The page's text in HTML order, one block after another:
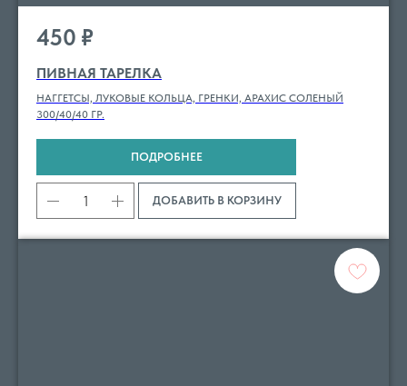
450 ₽
ПИВНАЯ ТАРЕЛКА
НАГГЕТСЫ, ЛУКОВЫЕ КОЛЬЦА, ГРЕНКИ, АРАХИС СОЛЕНЫЙ
300/40/40 ГР.
ПОДРОБНЕЕ
ДОБАВИТЬ В КОРЗИНУ